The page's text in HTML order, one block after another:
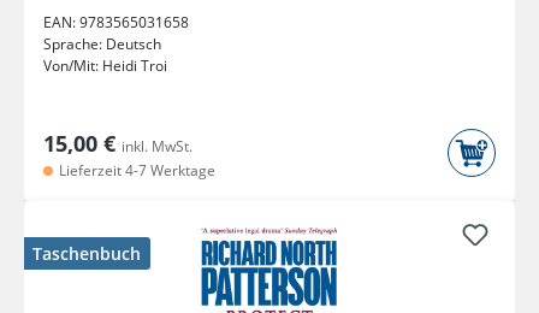
EAN:9783565031658
Sprache: Deutsch
Von/Mit: Heidi Troi
15,00 € inkl. MwSt.
Lieferzeit 4-7 Werktage
Taschenbuch